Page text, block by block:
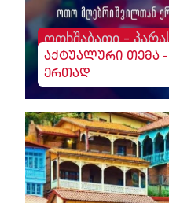
ოთხშაბათი -
აქტუალური თემა
ერთად